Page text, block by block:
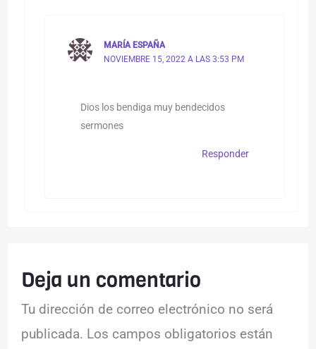
MARÍA ESPAÑA
NOVIEMBRE 15, 2022 A LAS 3:53 PM
Dios los bendiga muy bendecidos
sermones
Responder
Deja un comentario
Tu dirección de correo electrónico no será
publicada. Los campos obligatorios están